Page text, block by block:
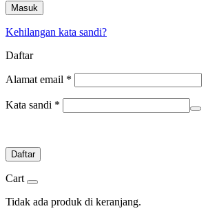
Masuk
Kehilangan kata sandi?
Daftar
Alamat email *
Kata sandi *
Daftar
Cart
Tidak ada produk di keranjang.